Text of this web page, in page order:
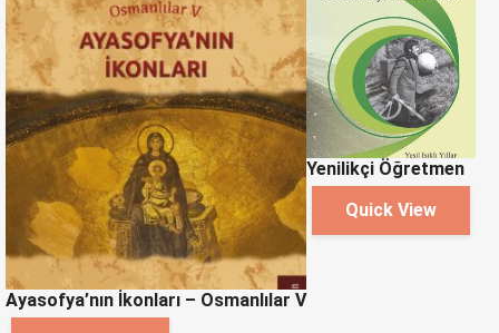
Ayasofya’nın İkonları – Osmanlılar V
Yenilikçi Öğretmen
Quick View